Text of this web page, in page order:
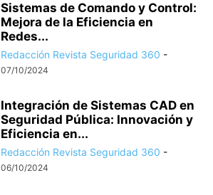
Sistemas de Comando y Control:
Mejora de la Eficiencia en
Redes...
Redacción Revista Seguridad 360 -
07/10/2024
Integración de Sistemas CAD en
Seguridad Pública: Innovación y
Eficiencia en...
Redacción Revista Seguridad 360 -
06/10/2024